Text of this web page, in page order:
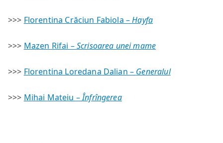
>>> Florentina Crăciun Fabiola –Hayfa
>>> Mazen Rifai –Scrisoarea unei mame
>>> Florentina Loredana Dalian – Generalul
>>> Mihai Mateiu –Înfrîngerea